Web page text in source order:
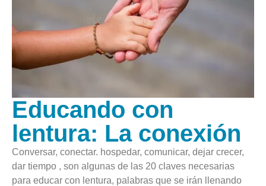
Educando con
lentura: La conexión
Conversar, conectar. hospedar, comunicar, dejar crecer,
dar tiempo , son algunas de las 20 claves necesarias
para educar con lentura, palabras que se irán llenando